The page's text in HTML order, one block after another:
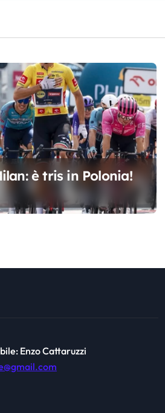
è tris in Polonia!
Enzo Cattaruzzi